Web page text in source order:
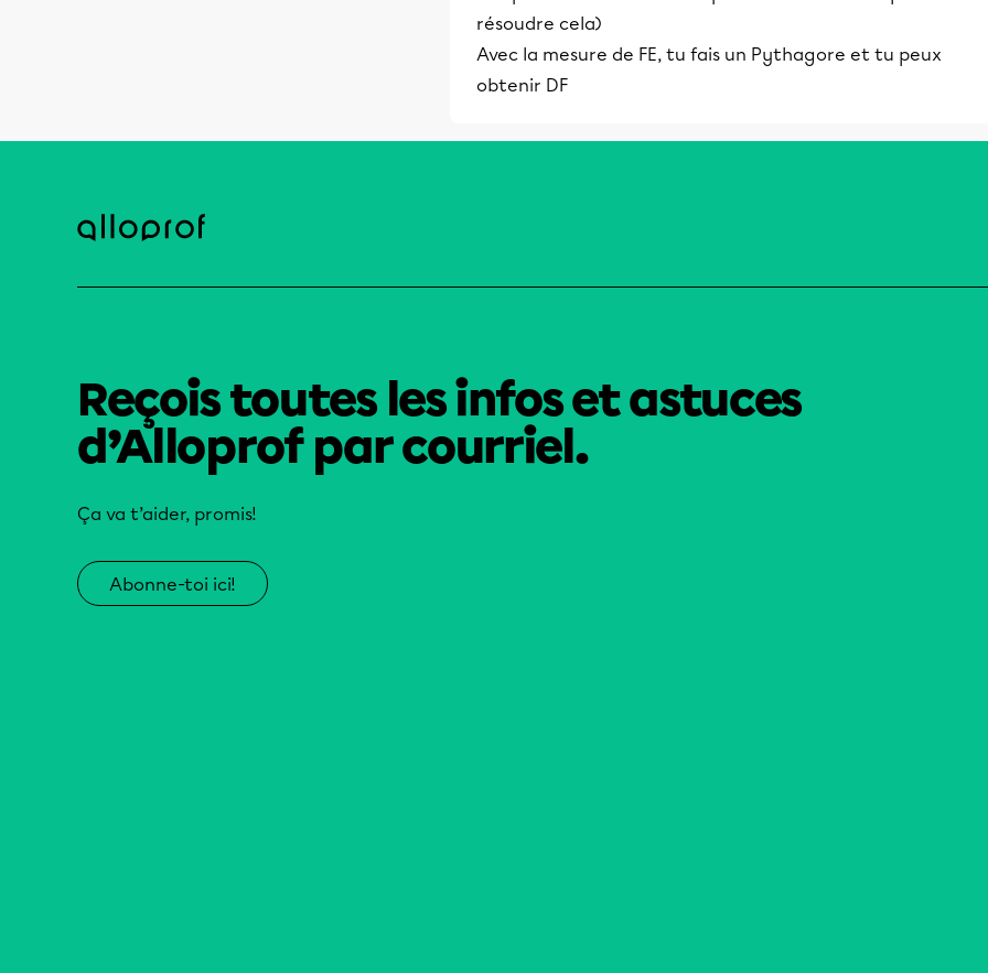
résoudre cela)
Avec la mesure de FE, tu fais un Pythagore et tu peux
obtenir DF
Reçois toutes les infos et astuces
d’Alloprof par courriel.
Ça va t’aider, promis!
Abonne-toi ici!